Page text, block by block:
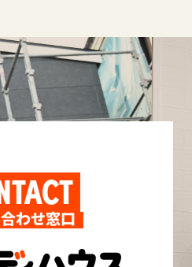
わせ窓口